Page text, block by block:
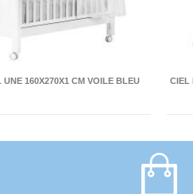
UNE 160X270X1 CM VOILE BLEU CIEL